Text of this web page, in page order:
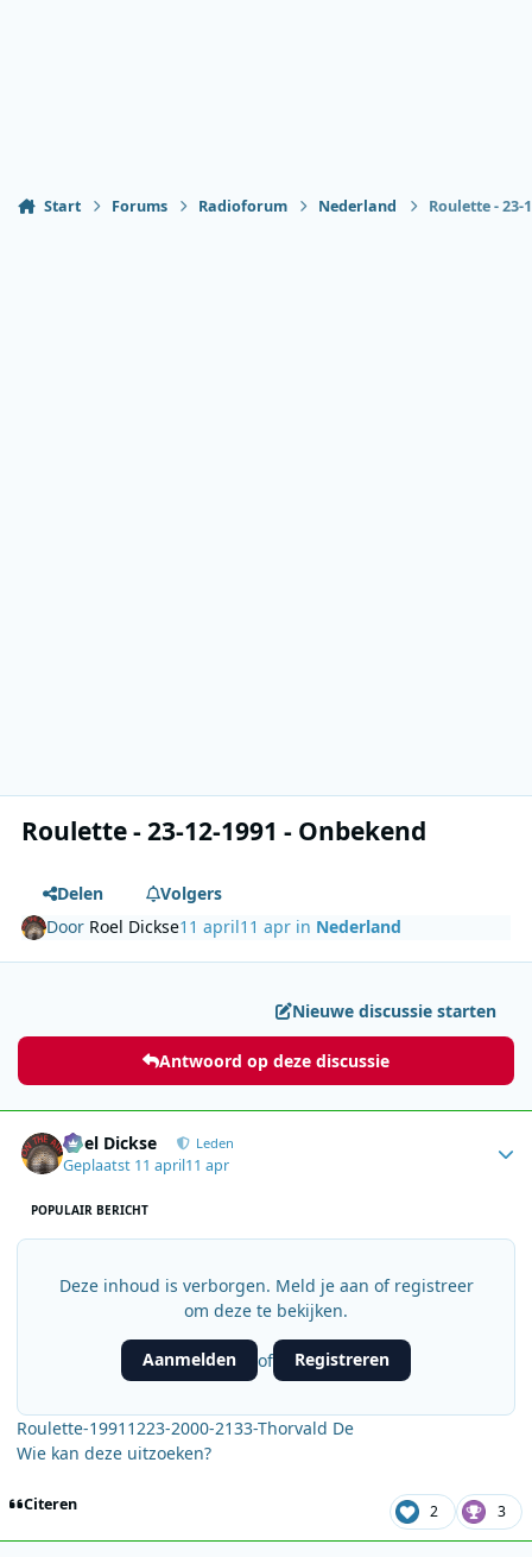
Start Forums Radioforum Nederland Roulette - 23-
Roulette - 23-12-1991 - Onbekend
Delen
Volgers
Door Roel Dickse11 april11 apr in Nederland
Nieuwe discussie starten
Antwoord op deze discussie
Roel Dickse Leden
Geplaatst 11 april11 apr
POPULAIR BERICHT
Deze inhoud is verborgen. Meld je aan of registreer
om deze te bekijken.
Aanmelden of Registreren
Roulette-19911223-2000-2133-Thorvald De
Wie kan deze uitzoeken?
Citeren 2 3